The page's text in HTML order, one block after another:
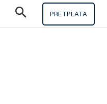
PRETPLATA